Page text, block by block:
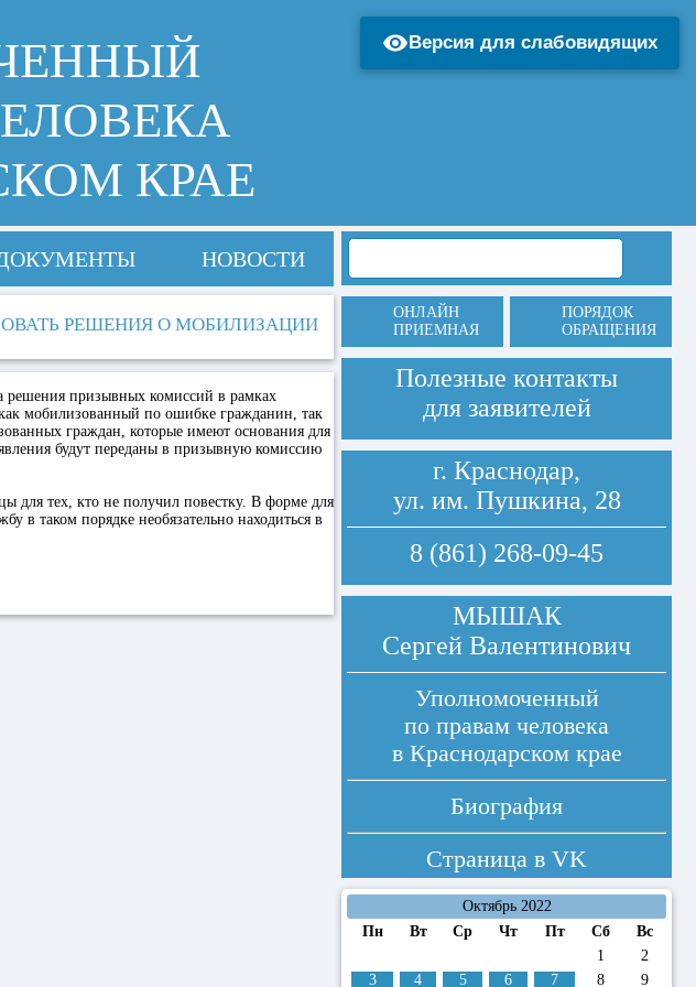
КРАЕ
НОВОСТИ
РЕШЕНИЯ О МОБИЛИЗАЦИИ
решения призывных комиссий в рамках
мобилизованный по ошибке гражданин, так
граждан, которые имеют основания для
будут переданы в призывную комиссию
для тех, кто не получил повестку. В форме для
в таком порядке необязательно находиться в
ОНЛАЙН
ПРИЕМНАЯ
ПОРЯДОК
ОБРАЩЕНИЯ
Полезные контакты
для заявителей
г. Краснодар,
ул. им. Пушкина, 28
8 (861) 268-09-45
МЫШАК
Сергей Валентинович
Уполномоченный
по правам человека
в Краснодарском крае
Биография
Страница в VK
Октябрь 2022
Пн
Вт Ср Чт Пт Сб
Вс
1
2
3
4 5 6 7 8 9
Версия для слабовидящих